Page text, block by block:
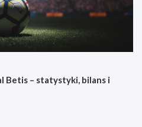
Betis – statystyki, bilans i